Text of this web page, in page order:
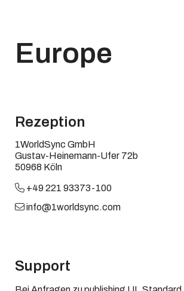
Europe
Rezeption
1WorldSync GmbH
Gustav-Heinemann-Ufer 72b
50968 Köln
+49 221 93373-100
info@1worldsync.com
Support